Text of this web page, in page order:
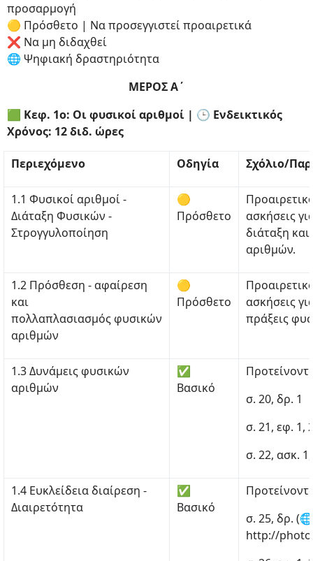
προσαρμογή
🟡 Πρόσθετο | Να προσεγγιστεί προαιρετικά
❌ Να μη διδαχθεί
🌐 Ψηφιακή δραστηριότητα
ΜΕΡΟΣ Α΄
🟩 Κεφ. 1ο: Οι φυσικοί αριθμοί | 🕒 Ενδεικτικός
Χρόνος: 12 διδ. ώρες
Περιεχόμενο Οδηγία Σχόλιο/
1.1 Φυσικοί αριθμοί -
Διάταξη Φυσικών -
Στρογγυλοποίηση
🟡
Πρόσθετο
ασκήσεις
διάταξη
αριθμών.
1.2 Πρόσθεση - αφαίρεση
και
πολλαπλασιασμός φυσικών
αριθμών
🟡
Πρόσθετο
ασκήσεις
πράξεις
1.3 Δυνάμεις φυσικών
αριθμών
✅
Βασικό
σ. 20, δρ. 1
σ. 21, εφ. 1,
σ. 22, ασκ.
1.4 Ευκλείδεια διαίρεση -
Διαιρετότητα
✅
Βασικό
σ. 25, δρ.
http://